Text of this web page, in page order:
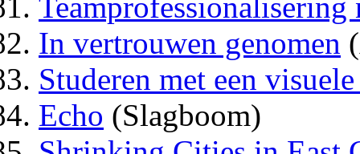
In vertrouwen genomen
Studeren met een
Echo (Slagboom)